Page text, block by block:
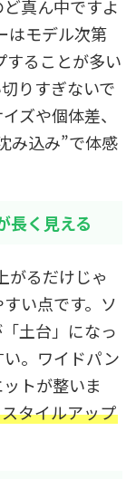
真ん中ですよ
はモデル次第
することが多い
りすぎないで
ズや個体差、
み込み”で体感
長く見える
がるだけじゃ
い点です。ソ
土台」になっ
。ワイドパン
トが整いま
タイルアップ